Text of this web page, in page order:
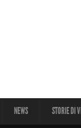
NEWS STORIE DI